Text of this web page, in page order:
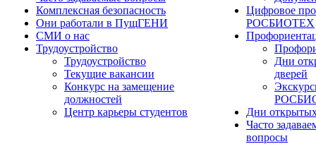
Комплексная безопасность
Они работали в ПущГЕНИ
СМИ о нас
Трудоустройство
Трудоустройство
Текущие вакансии
Конкурс на замещение
должностей
Центр карьеры студентов
Цифровое
РОСБИОТЕХ
Дни
дверей
Дни
Часто
вопросы